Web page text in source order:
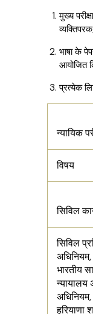
मुख्य
भाषा के
आयोजित
प्रत्येक
न्यायिक
विषय
सिविल
सिविल
भारतीय
न्यायालय
हरियाणा